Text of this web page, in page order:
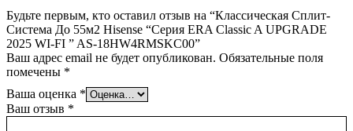
Будьте первым, кто оставил отзыв на “Классическая Сплит-
Система До 55м2 Hisense “Серия ERA Classic A UPGRADE
2025 WI-FI ” AS-18HW4RMSKC00”
Ваш адрес email не будет опубликован. Обязательные поля
помечены *
Ваша оценка *
Ваш отзыв *